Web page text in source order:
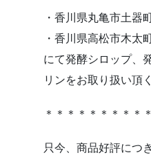
・香川県丸亀市土器
・香川県高松市木太
にて発酵シロップ、
リンをお取り扱い頂
＊＊＊＊＊＊＊＊＊
只今、商品好評につ